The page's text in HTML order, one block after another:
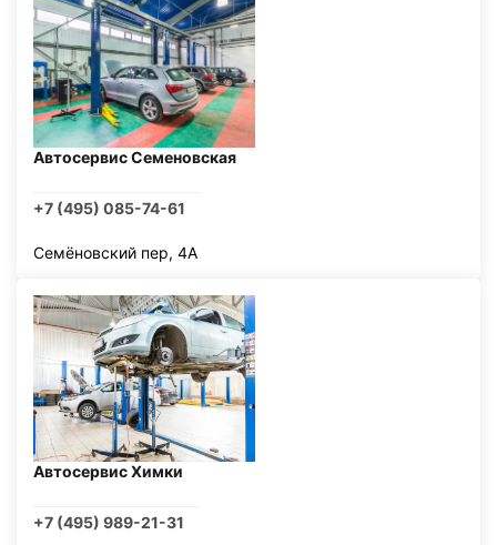
Автосервис Семеновская
+7 (495) 085-74-61
Семёновский пер, 4А
Автосервис Химки
+7 (495) 989-21-31